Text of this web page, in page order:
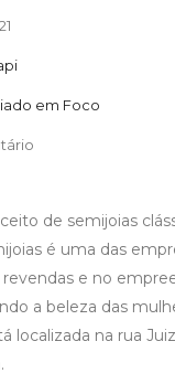
em Foco
de semijoias
é uma das
e no
a beleza das
localizada na rua